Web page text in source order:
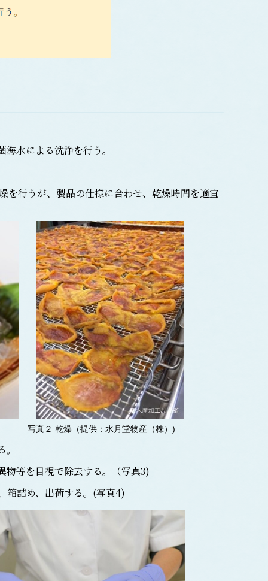
水による洗浄を行う。
行うが、製品の仕様に合わせ、乾燥時間を適宜
写真２ 乾燥（提供：水月堂物産（株）)
等を目視で除去する。（写真3)
詰め、出荷する。(写真4)